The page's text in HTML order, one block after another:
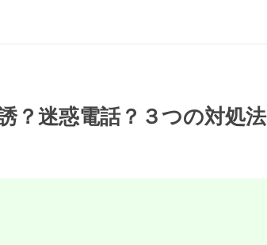
？迷惑電話？３つの対処法